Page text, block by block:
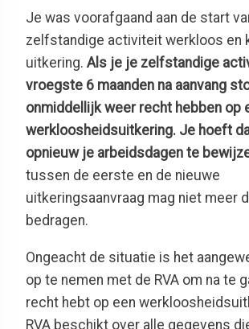
Je was voorafgaand aan de start
zelfstandige activiteit werkloos en
uitkering. Als je je zelfstandige
vroegste 6 maanden na aanvang
onmiddellijk weer recht hebben op
werkloosheidsuitkering. Je hoeft
opnieuw je arbeidsdagen te
tussen de eerste en de nieuwe
uitkeringsaanvraag mag niet meer
bedragen.
Ongeacht de situatie is het
op te nemen met de RVA om na te
recht hebt op een
RVA beschikt over alle gegevens